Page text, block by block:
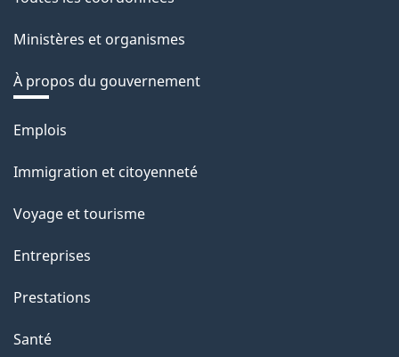
Ministères et organismes
À propos du gouvernement
Thèmes
sujets
Emplois
Immigration et citoyenneté
Voyage et tourisme
Entreprises
Prestations
Santé